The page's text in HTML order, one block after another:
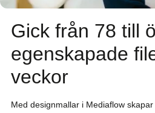
Gick från 78 till
egenskapade
veckor
Med designmallar i Mediaflow